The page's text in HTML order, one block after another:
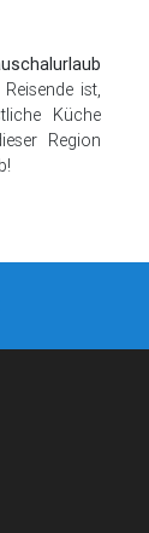
ist,
Küche
Region